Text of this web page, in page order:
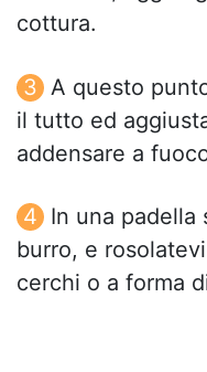
cottura.
A questo
il tutto ed
addensare a
In una padella
burro, e
cerchi o a forma